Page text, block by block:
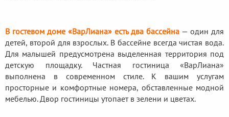
В гостевом доме «ВарЛиана» есть два бассейна — один для
детей, второй для взрослых. В бассейне всегда чистая вода.
Для малышей предусмотрена выделенная территория под
детскую площадку. Частная гостиница «ВарЛиана»
выполнена в современном стиле. К вашим услугам
просторные и комфортные номера, обставленные модной
мебелью. Двор гостиницы утопает в зелени и цветах.